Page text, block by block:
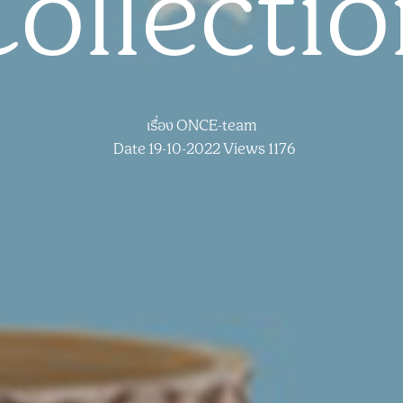
เรื่องONCE-team
Date 19-10-2022Views 1176